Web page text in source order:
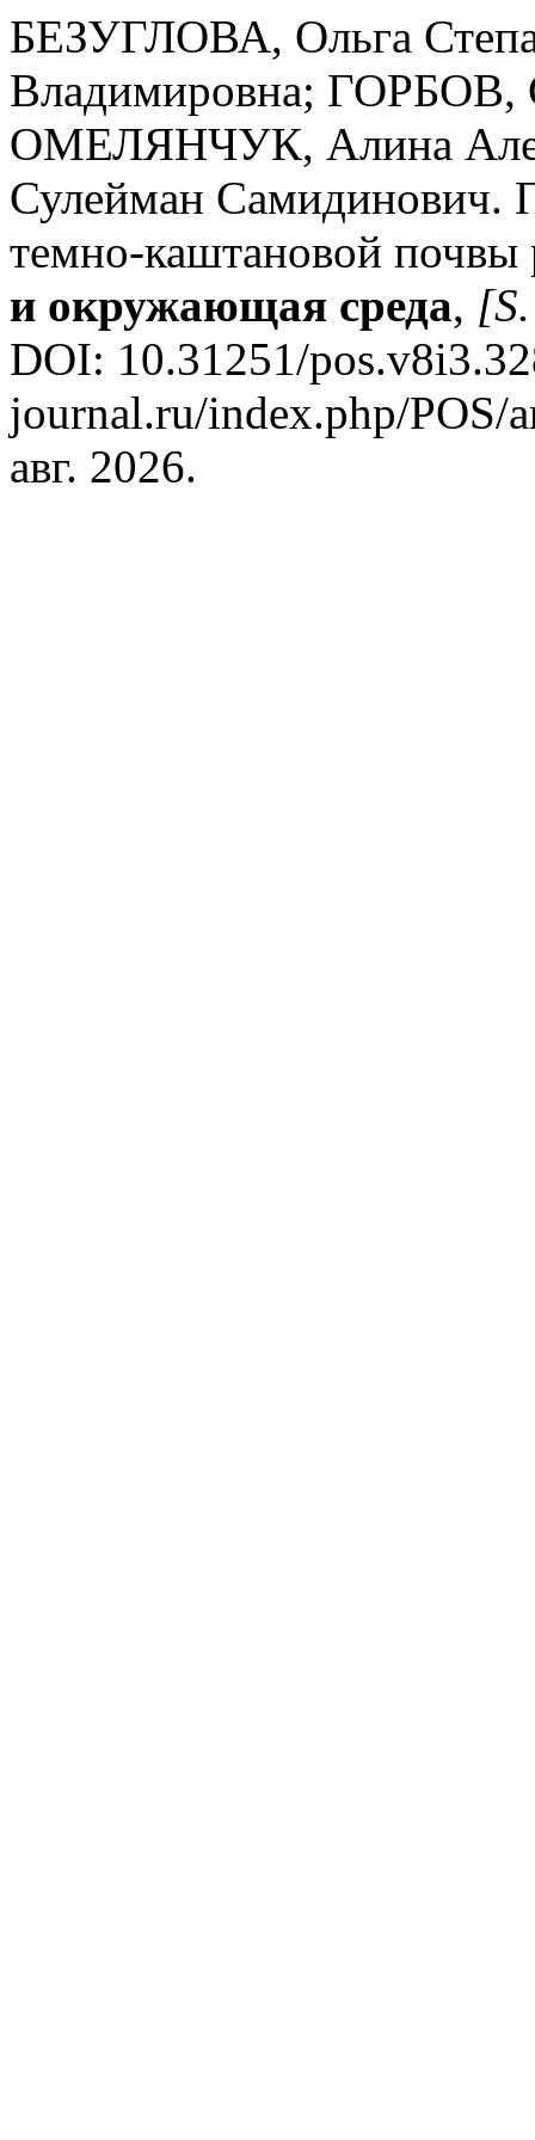
БЕЗУГЛОВА, Ольга
Владимировна; ГОРБОВ,
ОМЕЛЯНЧУК, Алина
Сулейман Самидинович.
темно-каштановой почвы
и окружающая среда,
DOI: 10.31251/
journal.ru/index.php/POS/
авг. 2026.